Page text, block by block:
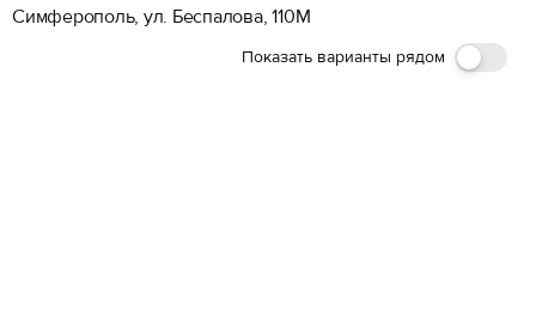
Симферополь, ул. Беспалова, 110М
Показать варианты рядом